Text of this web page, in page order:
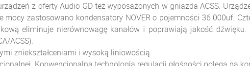
z oferty Audio GD też wyposażonych w gniazda ACSS.
zastosowano kondensatory NOVER o pojemności 36 000uf.
eliminuje nierównowagę kanałów i poprawiają jakość
ACSS).
zniekształceniami i wysoką liniowością.